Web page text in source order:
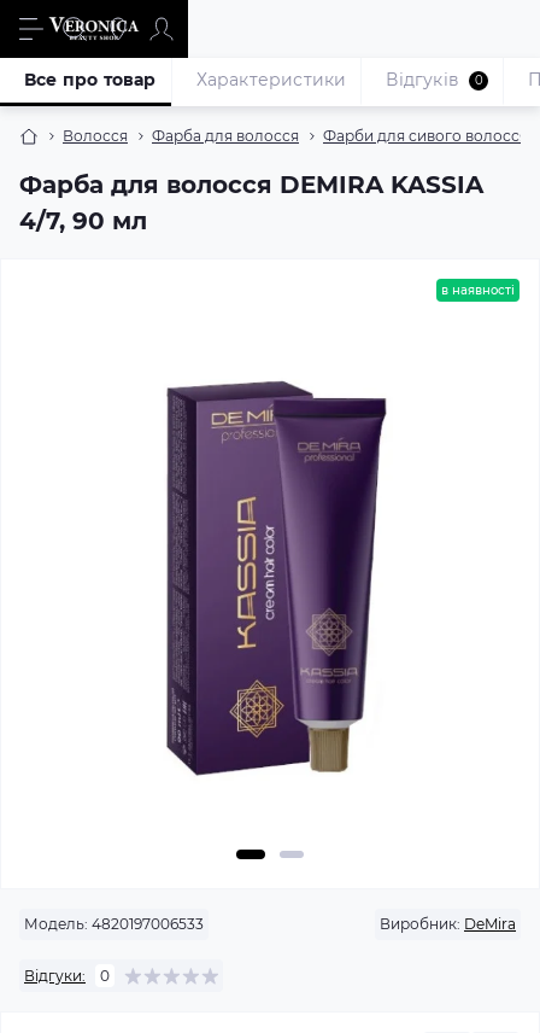
Волосся Фарба для волосся Фарби для сивого волосся
Фарба для волосся DEMIRA KASSIA
4/7, 90 мл
Все про товар Характеристики Відгуків 0
в наявності
Модель: 4820197006533 Виробник: DeMira
Відгуки: 0